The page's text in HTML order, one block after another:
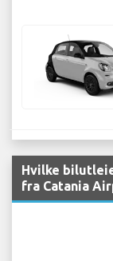
Hvilke
fra Catania